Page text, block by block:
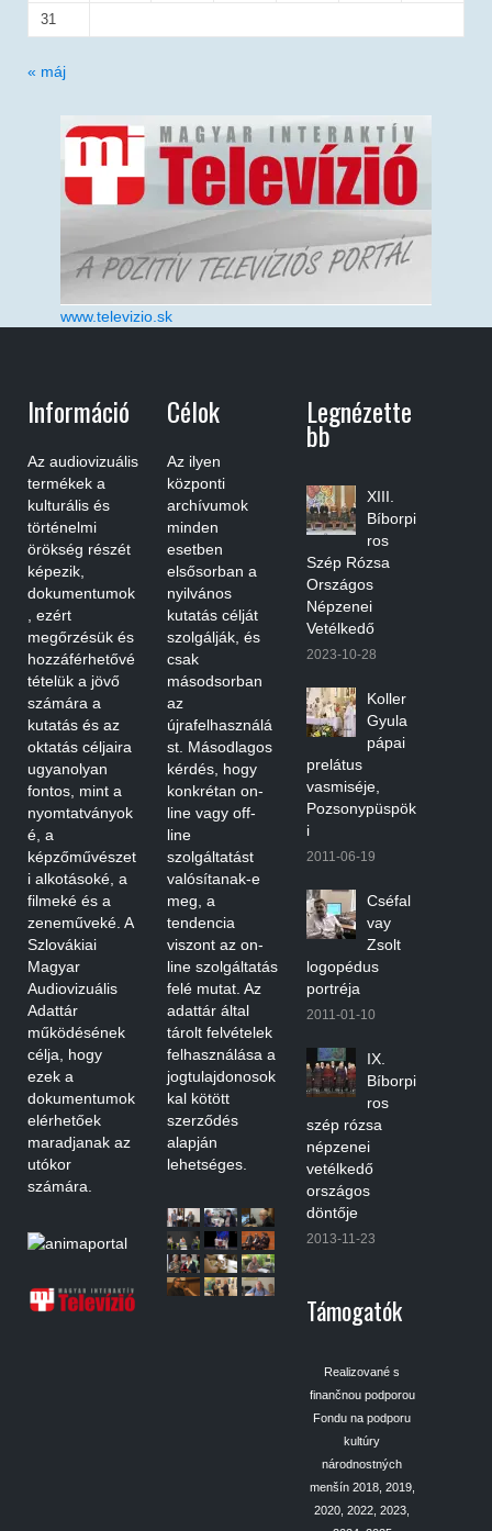
31
« máj
www.televizio.sk
Információ
Az audiovizuális
termékek a
kulturális és
történelmi
örökség részét
képezik,
dokumentumok
, ezért
megőrzésük és
hozzáférhetővé
tételük a jövő
számára a
kutatás és az
oktatás céljaira
ugyanolyan
fontos, mint a
nyomtatványok
é, a
képzőművészet
i alkotásoké, a
filmeké és a
zeneműveké. A
Szlovákiai
Magyar
Audiovizuális
Adattár
működésének
célja, hogy
ezek a
dokumentumok
elérhetőek
maradjanak az
utókor
számára.
Célok
Az ilyen
központi
archívumok
minden
esetben
elsősorban a
nyilvános
kutatás célját
szolgálják, és
csak
másodsorban
az
újrafelhasználá
st. Másodlagos
kérdés, hogy
konkrétan on-
line vagy off-
line
szolgáltatást
valósítanak-e
meg, a
tendencia
viszont az on-
line szolgáltatás
felé mutat. Az
adattár által
tárolt felvételek
felhasználása a
jogtulajdonosok
kal kötött
szerződés
alapján
lehetséges.
Legnézette
Bb
XIII.
Bíborpi
ros
Szép Rózsa
Országos
Népzenei
Vetélkedő
2023-10-28
Koller
Gyula
pápai
prelátus
vasmiséje,
Pozsonypüspök
i
2011-06-19
Cséfal
vay
Zsolt
logopédus
portréja
2011-01-10
IX.
Bíborpi
ros
szép rózsa
népzenei
vetélkedő
országos
döntője
2013-11-23
Támogatók
Realizované s
finančnou podporou
Fondu na podporu
kultúry
národnostných
menšín 2018, 2019,
2020, 2022, 2023,